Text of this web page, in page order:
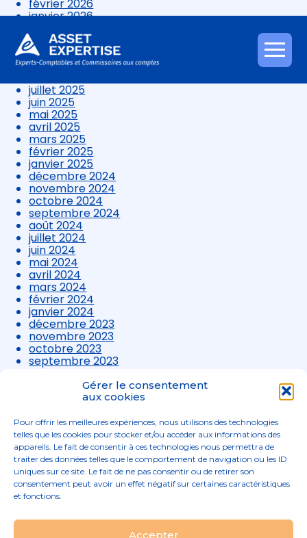
Gérer le consentement
aux cookies
Pour offrir les meilleures expériences, nous utilisons des technologies
telles que les cookies pour stocker et/ou accéder aux informations des
appareils. Le fait de consentir à ces technologies nous permettra de
traiter des données telles que le comportement de navigation ou les ID
uniques sur ce site. Le fait de ne pas consentir ou de retirer son
consentement peut avoir un effet négatif sur certaines caractéristiques
et fonctions.
Accepter
Aller
au
février 2026
janvier 2026
novembre 2025
octobre 2025
septembre 2025
juillet 2025
juin 2025
mai 2025
avril 2025
mars 2025
février 2025
janvier 2025
décembre 2024
novembre 2024
octobre 2024
septembre 2024
août 2024
juillet 2024
juin 2024
mai 2024
avril 2024
mars 2024
février 2024
janvier 2024
décembre 2023
novembre 2023
octobre 2023
septembre 2023
août 2023
juillet 2023
avril 2023
mars 2023